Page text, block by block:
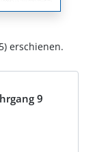
erschienen.
9